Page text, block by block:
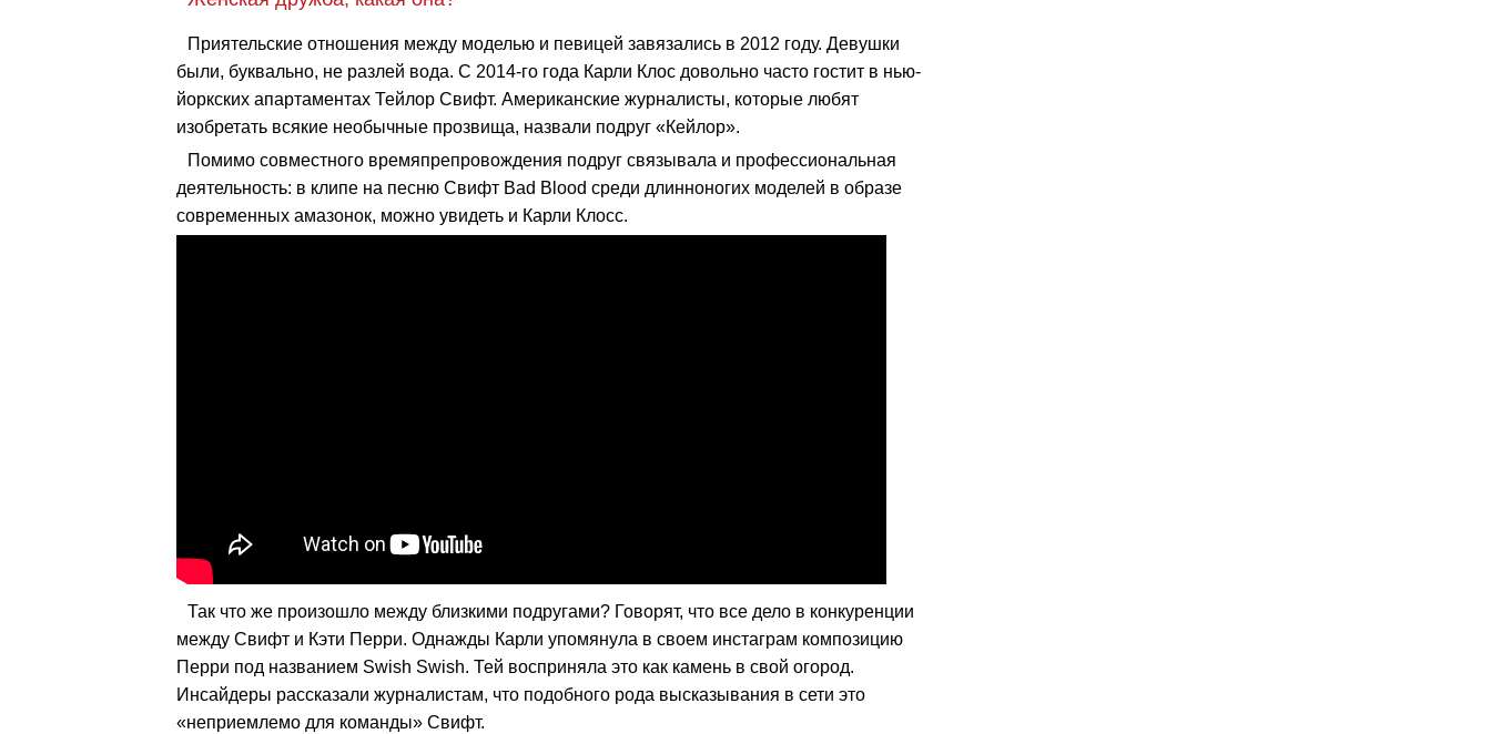
Приятельские отношения между моделью и певицей завязались в 2012 году. Девушки
были, буквально, не разлей вода. С 2014-го года Карли Клос довольно часто гостит в нью-
йоркских апартаментах Тейлор Свифт. Американские журналисты, которые любят
изобретать всякие необычные прозвища, назвали подруг «Кейлор».
Помимо совместного времяпрепровождения подруг связывала и профессиональная
деятельность: в клипе на песню Свифт Bad Blood среди длинноногих моделей в образе
современных амазонок, можно увидеть и Карли Клосс.
Так что же произошло между близкими подругами? Говорят, что все дело в конкуренции
между Свифт и Кэти Перри. Однажды Карли упомянула в своем инстаграм композицию
Перри под названием Swish Swish. Тей восприняла это как камень в свой огород.
Инсайдеры рассказали журналистам, что подобного рода высказывания в сети это
«неприемлемо для команды» Свифт.